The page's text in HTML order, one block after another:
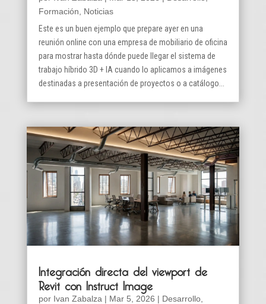
Formación
Noticias
Este es un buen ejemplo que prepare ayer en una
reunión online con una empresa de mobiliario de oficina
para mostrar hasta dónde puede llegar el sistema de
trabajo híbrido 3D + IA cuando lo aplicamos a imágenes
destinadas a presentación de proyectos o a catálogo...
Integración directa del viewport de
Revit con Instruct Image
por Ivan Zabalza | Mar 5, 2026 | Desarrollo,